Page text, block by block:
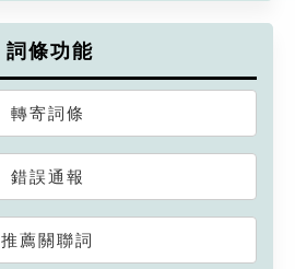
詞條功能
轉寄詞條
錯誤通報
推薦關聯詞